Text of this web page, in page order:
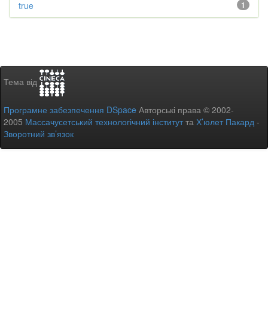
1
true
Тема від
Програмне забезпечення DSpace Авторські права © 2002-
2005 Массачусетський технологічний інститутта Х’юлет Пакард -
Зворотний зв’язок